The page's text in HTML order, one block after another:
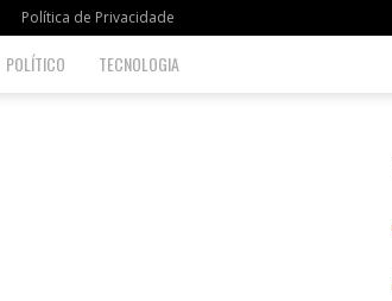
Política de Privacidade
POLÍTICO TECNOLOGIA